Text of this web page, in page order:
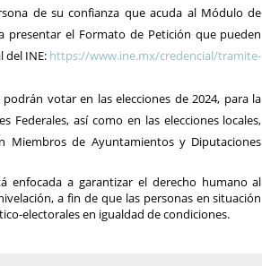
de su confianza que acuda al Módulo de
presentar el Formato de Petición que pueden
del INE: https://www.ine.mx/credencial/tramite-
votar en las elecciones de 2024, para la
Federales, así como en las elecciones locales,
Miembros de Ayuntamientos y Diputaciones
enfocada a garantizar el derecho humano al
a fin de que las personas en situación
electorales en igualdad de condiciones.